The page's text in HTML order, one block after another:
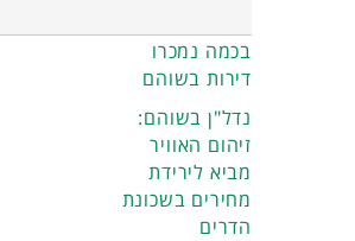
בכמה נמכרו
דירות בשוהם
נדל"ן בשוהם:
זיהום האוויר
מביא לירידת
מחירים בשכונת
הדרים